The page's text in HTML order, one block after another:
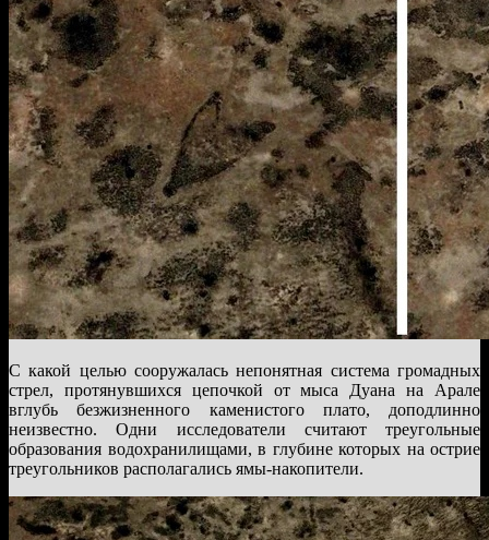
С какой целью сооружалась непонятная система громадных
стрел, протянувшихся цепочкой от мыса Дуана на Арале
вглубь безжизненного каменистого плато, доподлинно
неизвестно. Одни исследователи считают треугольные
образования водохранилищами, в глубине которых на острие
треугольников располагались ямы-накопители.